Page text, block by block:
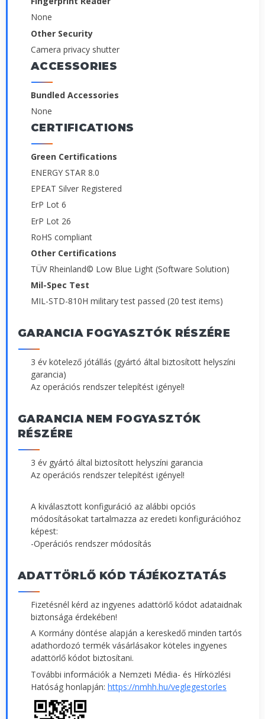
None
Other Security
Camera privacy shutter
ACCESSORIES
Bundled Accessories
None
CERTIFICATIONS
Green Certifications
ENERGY STAR 8.0
EPEAT Silver Registered
ErP Lot 6
ErP Lot 26
RoHS compliant
Other Certifications
TÜV Rheinland© Low Blue Light (Software Solution)
Mil-Spec Test
MIL-STD-810H military test passed (20 test items)
GARANCIA FOGYASZTÓK RÉSZÉRE
3 év kötelező jótállás (gyártó által biztosított helyszíni
garancia)
Az operációs rendszer telepítést igényel!
GARANCIA NEM FOGYASZTÓK
RÉSZÉRE
3 év gyártó által biztosított helyszíni garancia
Az operációs rendszer telepítést igényel!
A kiválasztott konfiguráció az alábbi opciós
módosításokat tartalmazza az eredeti konfigurációhoz
képest:
-Operációs rendszer módosítás
ADATTÖRLŐ KÓD TÁJÉKOZTATÁS
Fizetésnél kérd az ingyenes adattörlő kódot adataidnak
biztonsága érdekében!
A Kormány döntése alapján a kereskedő minden tartós
adathordozó termék vásárlásakor köteles ingyenes
adattörlő kódot biztosítani.
További információk a Nemzeti Média- és Hírközlési
Hatóság honlapján: https://nmhh.hu/veglegestorles